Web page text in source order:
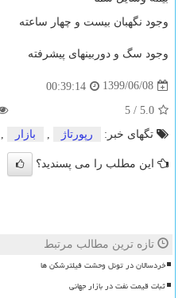
وجود نگهبان بیست و چهار ساعته
وجود سگ و دوربینهای پیشرفته
1399/06/08
00:39:14
5.0
/
5
تگهای خبر:
رپورتاژ , بازار ,
این مطلب را می پسندید؟
تازه ترین مطالب مرتبط
خردسالان در تونل وحشت فیلترشکن ها
ثبات قیمت نفت در بازار جهانی